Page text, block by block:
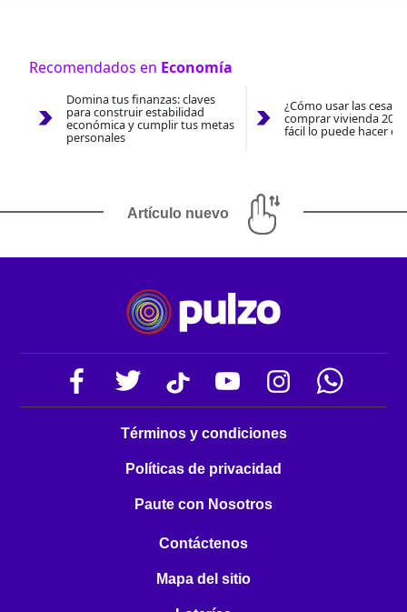
Recomendados en Economía
Domina tus finanzas: claves
para construir estabilidad
económica y cumplir tus metas
personales
¿Cómo usar las
comprar vivienda
fácil lo puede hacer
Artículo nuevo
Términos y condiciones
Políticas de privacidad
Paute con Nosotros
Contáctenos
Mapa del sitio